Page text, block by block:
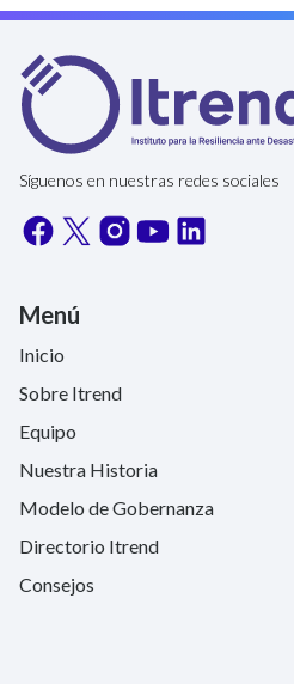
Síguenos en nuestras redes sociales
Menú
Inicio
Sobre Itrend
Equipo
Nuestra Historia
Modelo de Gobernanza
Directorio Itrend
Consejos